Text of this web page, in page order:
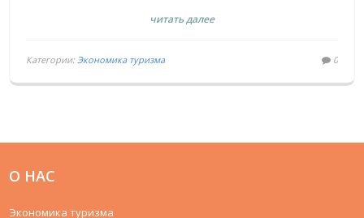
читать далее
Категории:Экономика туризма 0
О НАС
Экономика туризма